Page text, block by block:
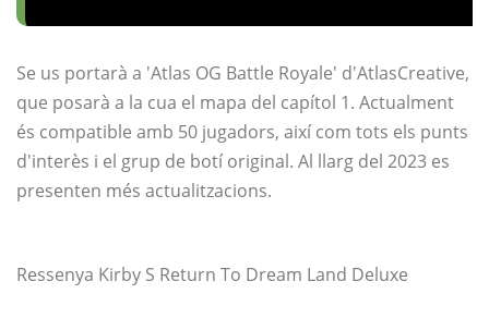
Se us portarà a 'Atlas OG Battle Royale' d'AtlasCreative,
que posarà a la cua el mapa del capítol 1. Actualment
és compatible amb 50 jugadors, així com tots els punts
d'interès i el grup de botí original. Al llarg del 2023 es
presenten més actualitzacions.
Ressenya Kirby S Return To Dream Land Deluxe